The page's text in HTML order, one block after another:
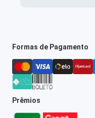
Formas de Pagamento
Prêmios